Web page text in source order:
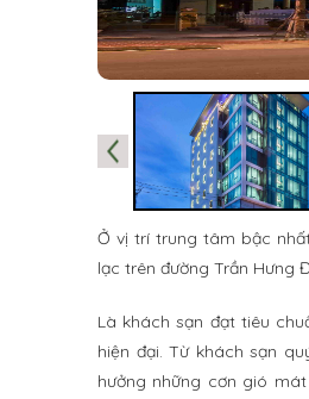
Ở vị trí trung tâm bậc
lạc trên đường Trần Hưng
Là khách sạn đạt tiêu
hiện đại. Từ khách sạn
hưởng những cơn gió